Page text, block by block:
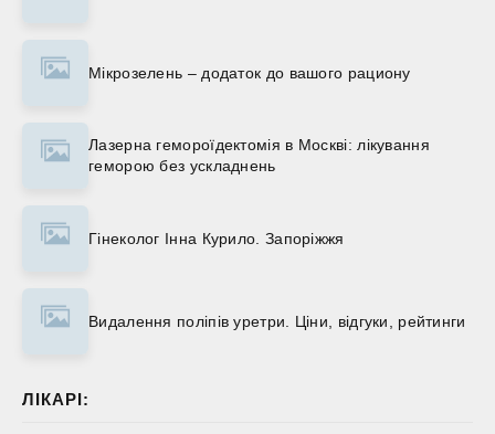
Мікрозелень – додаток до вашого рациону
Лазерна гемороїдектомія в Москві: лікування
геморою без ускладнень
Гінеколог Інна Курило. Запоріжжя
Видалення поліпів уретри. Ціни, відгуки, рейтинги
ЛІКАРІ: